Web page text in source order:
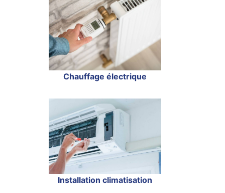
Chauffage électrique
Installation climatisation